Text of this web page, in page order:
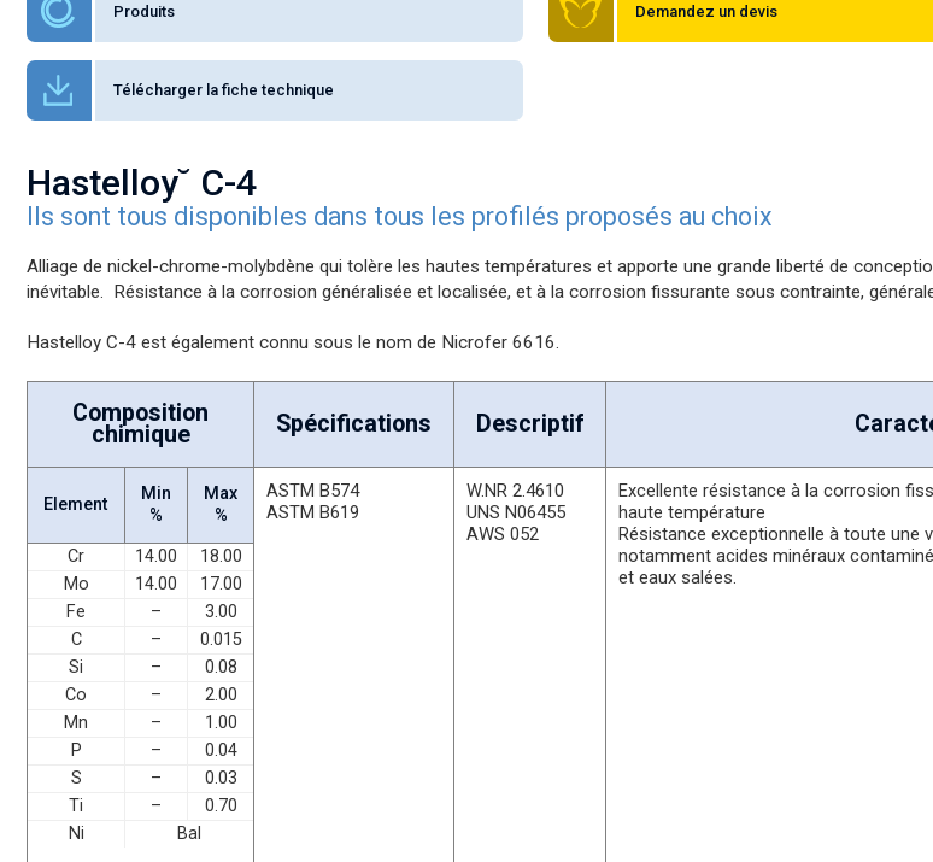
Produits Demandez un devis
Télécharger la fiche technique
Hastelloy˘ C-4
Ils sont tous disponibles dans tous les profilés proposés au choix
Alliage de nickel-chrome-molybdène qui tolère les hautes températures et apporte une grande liberté de
inévitable. Résistance à la corrosion généralisée et localisée, et à la corrosion fissurante sous contrainte,
Hastelloy C-4 est également connu sous le nom de Nicrofer 6616.
Composition
chimique Spécifications Descriptif
Element
Min
%
Max
%
Cr
14.00
18.00
Mo
14.00
17.00
Fe
–
3.00
C
–
0.015
Si
–
0.08
Co
–
2.00
Mn
–
1.00
P
–
0.04
S
–
0.03
Ti
–
0.70
Ni
Bal
ASTM B574
ASTM B619
W.NR 2.4610
UNS N06455
AWS 052
Excellente résistance à la corrosion
haute température
Résistance exceptionnelle à toute une
notamment acides minéraux
et eaux salées.